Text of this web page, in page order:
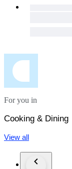
For you in
Cooking & Dining
View all